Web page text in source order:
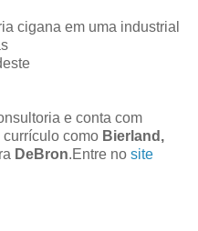
cigana em uma industrial
e conta com
como Bierland,
DeBron.Entre no site